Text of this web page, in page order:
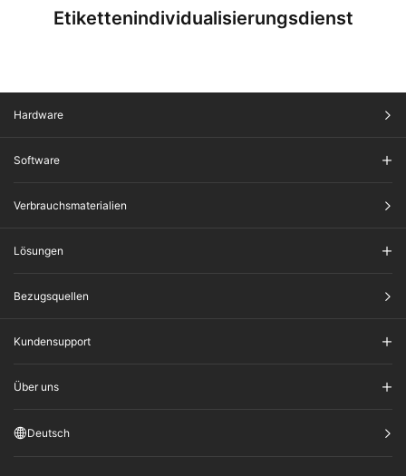
Etikettenindividualisierungsdienst
Hardware
Software
Verbrauchsmaterialien
Lösungen
Bezugsquellen
Kundensupport
Über uns
Deutsch